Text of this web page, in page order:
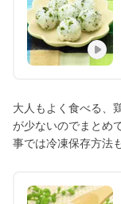
大人もよく食べる、
が少ないのでまとめ
事では冷凍保存方法